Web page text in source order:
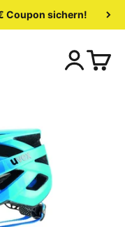
Coupon sichern!